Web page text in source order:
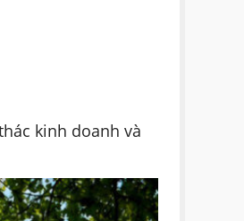
kinh doanh và